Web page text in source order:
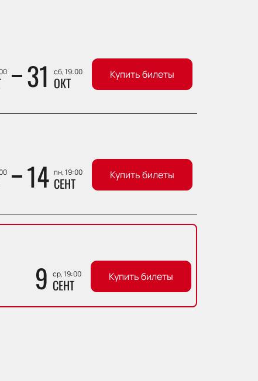
31 сб, 19:00
ОКТ Купить билеты
14 пн, 19:00
СЕНТ Купить билеты
9 ср, 19:00
СЕНТ Купить билеты